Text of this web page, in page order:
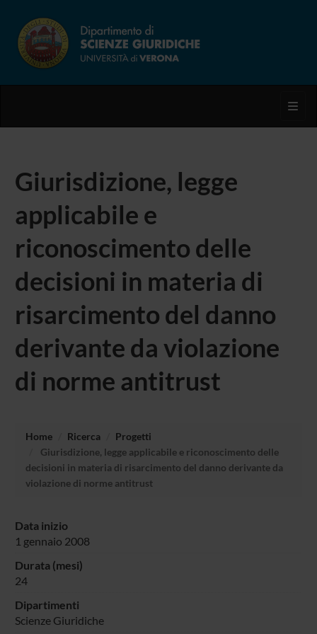
Giurisdizione, legge
applicabile e
riconoscimento delle
decisioni in materia di
risarcimento del danno
derivante da violazione
di norme antitrust
Home Ricerca
Progetti
Giurisdizione, legge applicabile e riconoscimento delle
decisioni in materia di risarcimento del danno derivante da
violazione di norme antitrust
Data inizio
1 gennaio 2008
Durata (mesi)
24
Dipartimenti
Scienze Giuridiche